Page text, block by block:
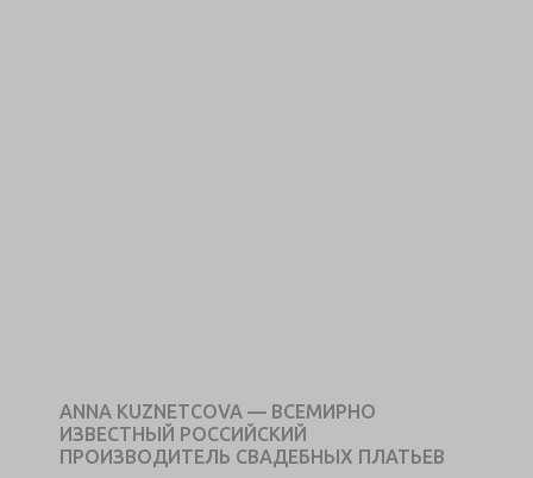
ANNA KUZNETCOVA — ВСЕМИРНО
ИЗВЕСТНЫЙ РОССИЙСКИЙ
ПРОИЗВОДИТЕЛЬ СВАДЕБНЫХ ПЛАТЬЕВ